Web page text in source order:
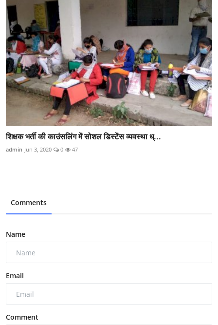
शिक्षक भर्ती की काउंसलिंग में सोशल डिस्टेंस व्यवस्था ध्...
admin Jun 3, 2020 0 47
Comments
Name
Email
Comment